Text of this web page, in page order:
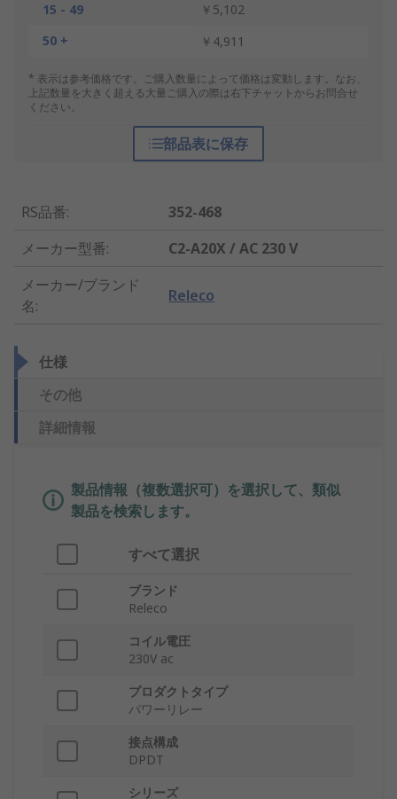
15 - 49
￥5,102
50 +
￥4,911
* 表示は参考価格です。ご購入数量によって価格は変動します。なお、
上記数量を大きく超える大量ご購入の際は右下チャットからお問合せ
ください。
部品表に保存
RS品番:
352-468
メーカー型番:
C2-A20X / AC 230 V
メーカー/ブランド
名:
Releco
仕様
その他
詳細情報
製品情報（複数選択可）を選択して、類似
製品を検索します。
すべて選択
ブランド
Releco
コイル電圧
230V ac
プロダクトタイプ
パワーリレー
接点構成
DPDT
シリーズ